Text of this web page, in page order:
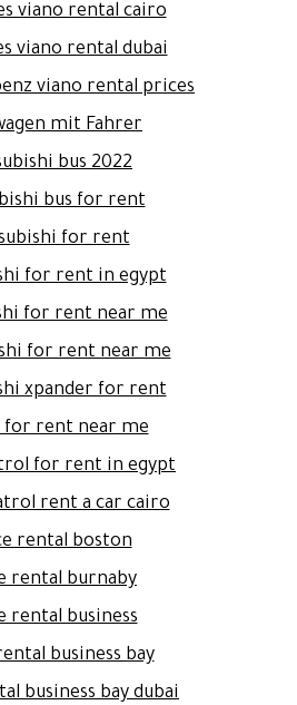
viano rental cairo
viano rental dubai
viano rental prices
mit Fahrer
bus 2022
bus for rent
for rent
for rent in egypt
for rent near me
for rent near me\
xpander for rent
for rent near me
for rent in egypt
rent a car cairo
rental boston
rental burnaby
rental business
business bay
business bay dubai